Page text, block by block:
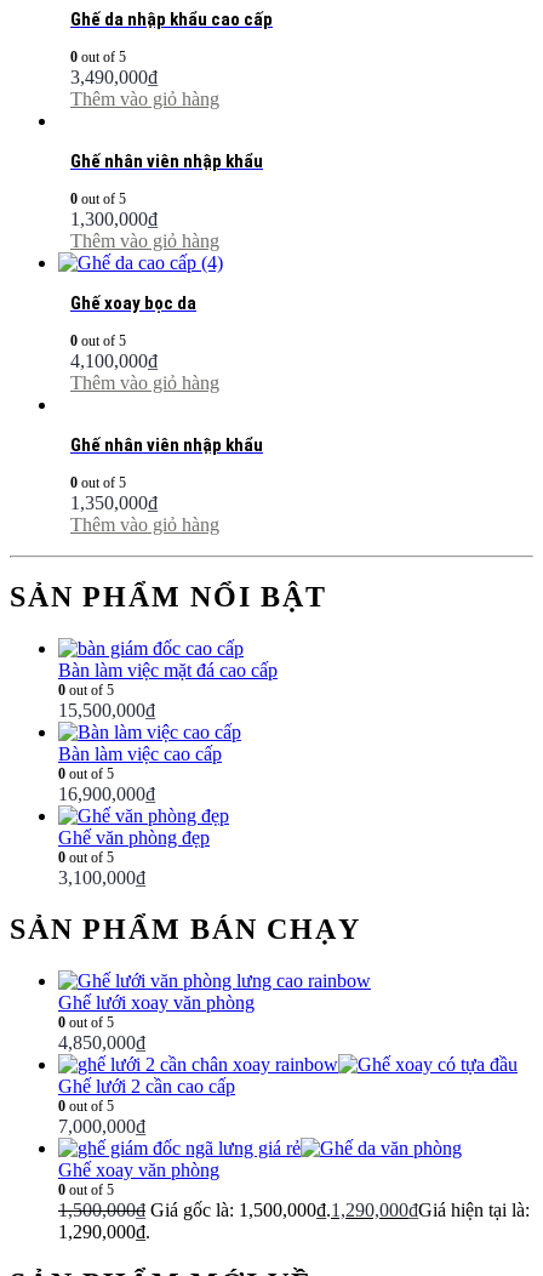
Ghế da nhập khẩu cao cấp
0 out of 5
3,490,000₫
Thêm vào giỏ hàng
Ghế nhân viên nhập khẩu
0 out of 5
1,300,000₫
Thêm vào giỏ hàng
Ghế xoay bọc da
0 out of 5
4,100,000₫
Thêm vào giỏ hàng
Ghế nhân viên nhập khẩu
0 out of 5
1,350,000₫
Thêm vào giỏ hàng
SẢN PHẨM NỔI BẬT
Bàn làm việc mặt đá cao cấp
0 out of 5
15,500,000₫
Bàn làm việc cao cấp
0 out of 5
16,900,000₫
Ghế văn phòng đẹp
0 out of 5
3,100,000₫
SẢN PHẨM BÁN CHẠY
Ghế lưới xoay văn phòng
0 out of 5
4,850,000₫
Ghế lưới 2 cần cao cấp
0 out of 5
7,000,000₫
Ghế xoay văn phòng
0 out of 5
1,500,000₫ Giá gốc là: 1,500,000₫.1,290,000₫Giá hiện tại là:
1,290,000₫.